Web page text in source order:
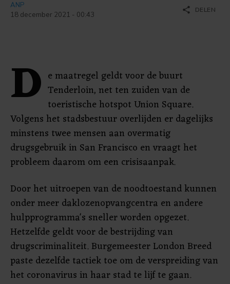
ANP
18 december 2021 - 00:43
share DELEN
D e maatregel geldt voor de buurt
Tenderloin, net ten zuiden van de
toeristische hotspot Union Square.
Volgens het stadsbestuur overlijden er dagelijks
minstens twee mensen aan overmatig
drugsgebruik in San Francisco en vraagt het
probleem daarom om een crisisaanpak.
Door het uitroepen van de noodtoestand kunnen
onder meer daklozenopvangcentra en andere
hulpprogramma's sneller worden opgezet.
Hetzelfde geldt voor de bestrijding van
drugscriminaliteit. Burgemeester London Breed
paste dezelfde tactiek toe om de verspreiding van
het coronavirus in haar stad te lijf te gaan.